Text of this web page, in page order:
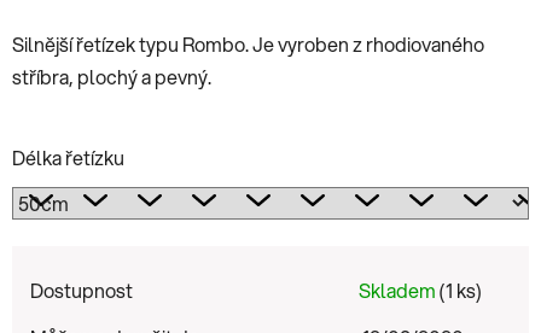
Silnější řetízek typu Rombo. Je vyroben z rhodiovaného
stříbra, plochý a pevný.
Délka řetízku
Dostupnost Skladem(1 ks)